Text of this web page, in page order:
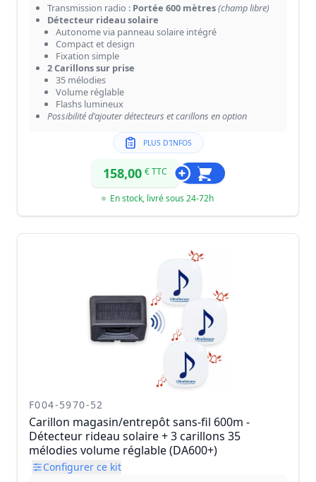
Transmission radio : Portée 600 mètres(champ libre)
Détecteur rideau solaire
Autonome via panneau solaire intégré
Compact et design
Fixation simple
2 Carillons sur prise
35 mélodies
Volume réglable
Flashs lumineux
Possibilité d'ajouter détecteurs et carillons en option
PLUS D'INFOS
158,00 € TTC
En stock, livré sous 24-72h
F004-5970-52
Carillon magasin/entrepôt sans-fil 600m -
Détecteur rideau solaire + 3 carillons 35
mélodies volume réglable (DA600+)
Configurer ce kit